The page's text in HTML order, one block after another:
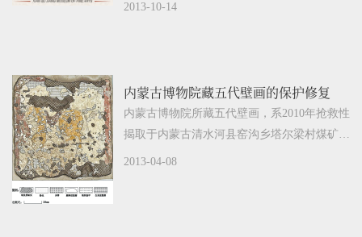
2013-10-14
内蒙古博物院藏五代壁画的保护修复
内蒙古博物院所藏五代壁画，系2010年抢救性
揭取于内蒙古清水河县窑沟乡塔尔梁村煤矿开
采区内的两座五代墓葬。。。
2013-04-08